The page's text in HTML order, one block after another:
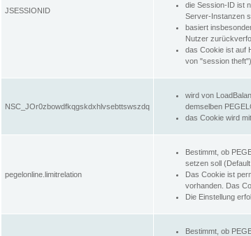
JSESSIONID
die Session-ID ist
Server-Instanzen
basiert
Nutzer
das Cookie ist auf
von "session theft")
NSC_JOr0zbowdfkqgskdxhlvsebttswszdq
wird von
demselben
das Cookie wird
pegelonline.limitrelation
Bestimmt, ob
setzen soll
Das Cookie ist
vorhanden. Das
Die Einstellung
Bestimmt, ob